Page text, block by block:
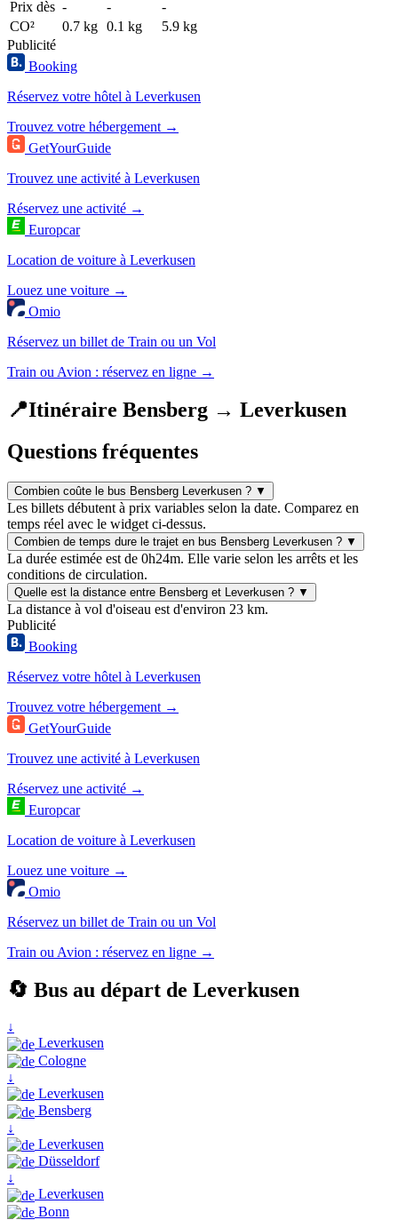
Prix dès - -
-
CO²
0.7 kg 0.1 kg
5.9 kg
Publicité
Booking
Réservez votre hôtel à Leverkusen
Trouvez votre hébergement →
GetYourGuide
Trouvez une activité à Leverkusen
Réservez une activité →
Europcar
Location de voiture à Leverkusen
Louez une voiture →
Omio
Réservez un billet de Train ou un Vol
Train ou Avion : réservez en ligne →
📍Itinéraire Bensberg → Leverkusen
Questions fréquentes
Combien coûte le bus Bensberg Leverkusen ? ▼
Les billets débutent à prix variables selon la date. Comparez en
temps réel avec le widget ci-dessus.
Combien de temps dure le trajet en bus Bensberg Leverkusen ? ▼
La durée estimée est de 0h24m. Elle varie selon les arrêts et les
conditions de circulation.
Quelle est la distance entre Bensberg et Leverkusen ? ▼
La distance à vol d'oiseau est d'environ 23 km.
Publicité
Booking
Réservez votre hôtel à Leverkusen
Trouvez votre hébergement →
GetYourGuide
Trouvez une activité à Leverkusen
Réservez une activité →
Europcar
Location de voiture à Leverkusen
Louez une voiture →
Omio
Réservez un billet de Train ou un Vol
Train ou Avion : réservez en ligne →
🔄 Bus au départ de Leverkusen
↓
Leverkusen
Cologne
↓
Leverkusen
Bensberg
↓
Leverkusen
Düsseldorf
↓
Leverkusen
Bonn